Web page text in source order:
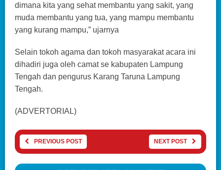
dimana kita yang sehat membantu yang sakit, yang
muda membantu yang tua, yang mampu membantu
yang kurang mampu,” ujarnya
Selain tokoh agama dan tokoh masyarakat acara ini
dihadiri juga oleh camat se kabupaten Lampung
Tengah dan pengurus Karang Taruna Lampung
Tengah.
(ADVERTORIAL)
PREVIOUS POST NEXT POST